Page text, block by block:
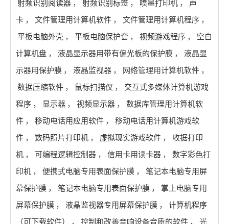
射频识别阅读器 ， 射频识别标签 ， 喷墨打印机 ，
声
卡 ， 文件管理用计算机软件 ， 文件管理用计算机程序 ，
平板电脑外壳 ， 平板电脑保护套 ， 视频游戏程序 ，
空白
计算机盘 ， 液晶显示器用带有偏光板的保护膜 ，
液晶显
示器用保护膜 ， 液晶监视器 ， 网络管理用计算机软件 ，
数据压缩软件 ， 鼠标扫描仪 ，
交互式多媒体计算机游戏
程序 ， 显示器 ， 视频显示器 ，
数据库管理用计算机软
件 ， 移动电话用应用软件 ，
移动电话用计算机游戏软
件 ， 数码照片打印机 ， 虚拟现实游戏软件 ，
收据打印
机 ， 可编程逻辑控制器 ， 信用卡用读卡器 ，
数字彩色打
印机 ， 便携式电脑专用表面保护膜 ，
笔记本电脑专用屏
幕保护膜 ， 笔记本电脑专用表面保护膜 ，
掌上电脑专用
屏幕保护膜 ， 液晶监视器专用屏幕保护膜 ，
计算机程序
（可下载软件）
， 控制和改善音响设备音质的软件 ，
光